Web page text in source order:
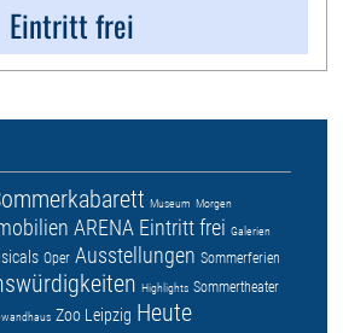
Eintritt frei
Museum Morgen
ARENA Eintritt frei Galerien
Oper Ausstellungen Sommerferien
Highlights Sommertheater
Zoo Leipzig Heute